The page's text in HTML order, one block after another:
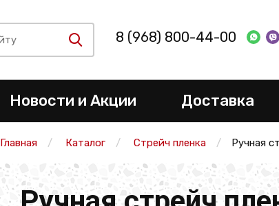
8 (968) 800-44-00
Новости и Акции Доставка
Главная Каталог Стрейч пленка Ручная